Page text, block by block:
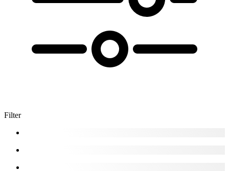
Filter